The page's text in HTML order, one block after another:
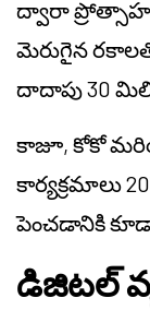
ద్వారా
మెరుగైన రకాలతో
దాదాపు 30
కాజూ, కోకో
కార్యక్రమాలు
పెంచడానికి
డిజిటల్